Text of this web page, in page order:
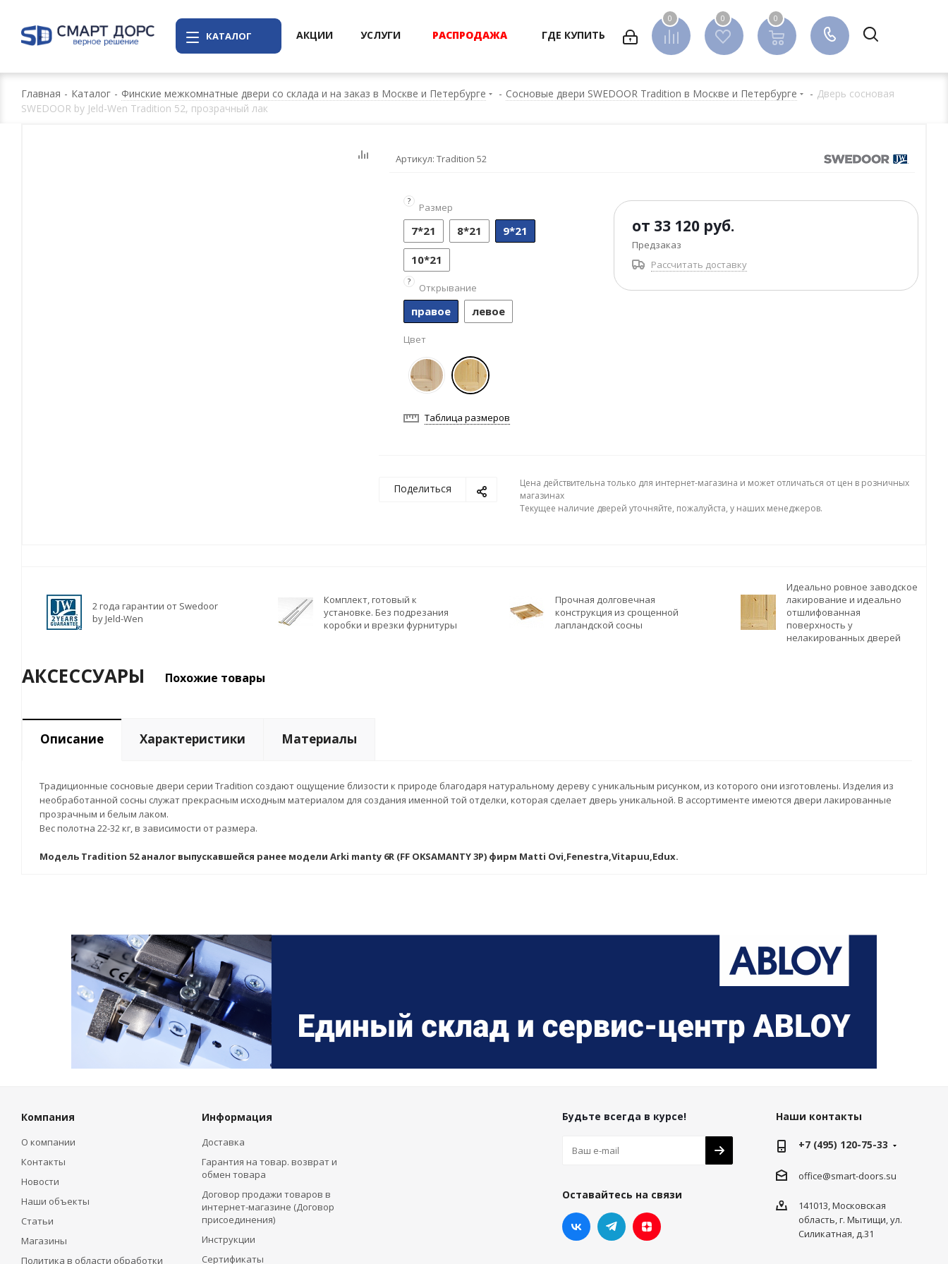
КАТАЛОГ
0 0 0
0
АКЦИИ УСЛУГИ РАСПРОДАЖА ГДЕ КУПИТЬ
Главная - Каталог - Финские межкомнатные двери со склада и на заказ в Москве и Петербурге - Сосновые двери SWEDOOR Tradition в Москве и Петербурге - Дверь сосновая
SWEDOOR by Jeld-Wen Tradition 52, прозрачный лак
Артикул: Tradition 52
от 33 120 руб.
Предзаказ
Рассчитать доставку
?
Размер
7*21 8*21 9*21
10*21
?
Открывание
правое левое
Цвет
Таблица размеров
Поделиться
Цена действительна только для интернет-магазина и может отличаться от цен в розничных
магазинах
Текущее наличие дверей уточняйте, пожалуйста, у наших менеджеров.
2 года гарантии от Swedoor
by Jeld-Wen
Комплект, готовый к
установке. Без подрезания
коробки и врезки фурнитуры
Прочная долговечная
конструкция из срощенной
лапландской сосны
Идеально ровное заводское
лакирование и идеально
отшлифованная
поверхность у
нелакированных дверей
АКСЕССУАРЫ Похожие товары
Описание Характеристики Материалы
Традиционные сосновые двери серии Tradition создают ощущение близости к природе благодаря натуральному дереву с уникальным рисунком, из которого они изготовлены. Изделия из
необработанной сосны служат прекрасным исходным материалом для создания именной той отделки, которая сделает дверь уникальной. В ассортименте имеются двери лакированные
прозрачным и белым лаком.
Вес полотна 22-32 кг, в зависимости от размера.
Модель Tradition 52 аналог выпускавшейся ранее модели Arki manty 6R (FF OKSAMANTY 3P) фирм Matti Ovi,Fenestra,Vitapuu,Edux.
Компания
О компании
Контакты
Новости
Наши объекты
Статьи
Магазины
Политика в области обработки
Информация
Доставка
Гарантия на товар. возврат и
обмен товара
Договор продажи товаров в
интернет-магазине (Договор
присоединения)
Инструкции
Сертификаты
Будьте всегда в курсе!
Оставайтесь на связи
Наши контакты
+7 (495) 120-75-33
office@smart-doors.su
141013, Московская
область, г. Мытищи, ул.
Силикатная, д.31